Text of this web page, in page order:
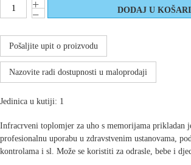
Pošaljite upit o proizvodu
Nazovite radi dostupnosti u maloprodaji
Jedinica u kutiji: 1
Infracrveni toplomjer za uho s memorijama prikladan
profesionalnu uporabu u zdravstvenim ustanovama,
kontrolama i sl. Može se koristiti za odrasle, bebe i